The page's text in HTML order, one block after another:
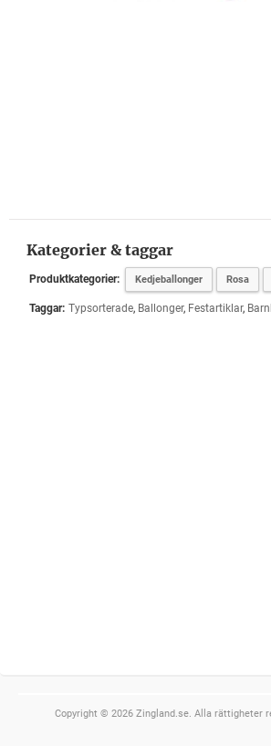
Kategorier & taggar
Produktkategorier: Kedjeballonger Rosa
Taggar: Typsorterade, Ballonger, Festartiklar,
Copyright © 2026 Zingland.se. Alla rättigheter